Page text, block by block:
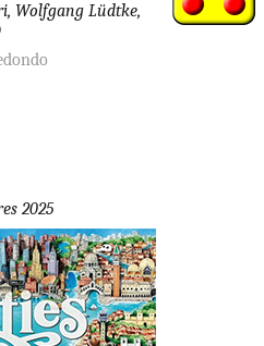
Wolfgang Lüdtke,
2025